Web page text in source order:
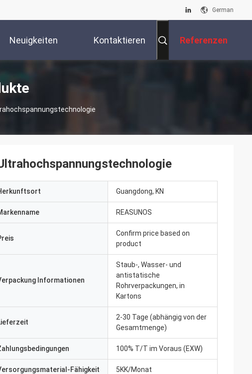
German
Neuigkeiten Kontaktieren Referenzen
Guangdong, KN
REASUNOS
Confirm price based on
product
Informationen
Staub-, Wasser- und
antistatische
Rohrverpackungen, in
Kartons
2-30 Tage (abhängig von der
Gesamtmenge)
100% T/T im Voraus (EXW)
Fähigkeit 5KK/Monat